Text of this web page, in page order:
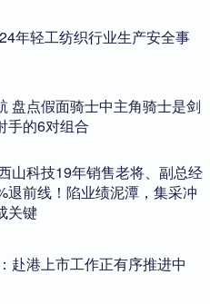
年轻工纺织行业生产安全事
盘点假面骑士中主角骑士是剑
手的6对组合
山科技19年销售老将、副总经
退前线！陷业绩泥潭，集采冲
关键
赴港上市工作正有序推进中